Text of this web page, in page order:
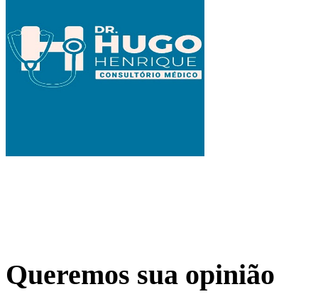
Queremos sua opinião